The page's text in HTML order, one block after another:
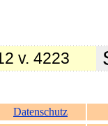
v. 4223
Datenschutz